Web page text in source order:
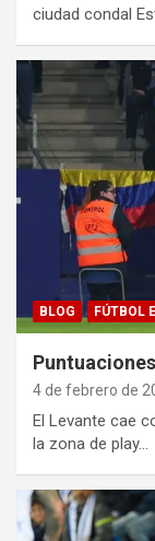
ciudad condal
BLOG FÚTBOL
4 de febrero de
El Levante cae
la zona de play…